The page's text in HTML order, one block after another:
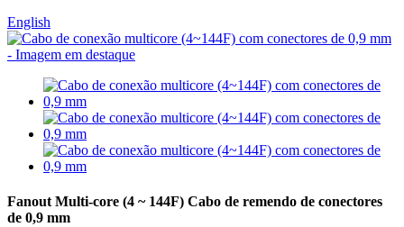
English
Fanout Multi-core (4 ~ 144F) Cabo de remendo de conectores
de 0,9 mm